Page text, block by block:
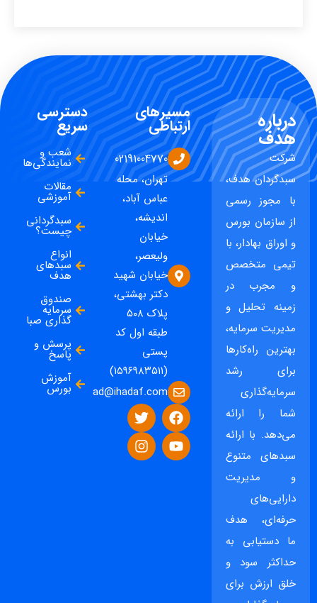
درباره
هدف
شرکت
سبدگردان هدف،
با مجوز رسمی
از سازمان بورس
و اوراق بهادار، با
تیمی متخصص
و مجرب در
زمینه تحلیل و
مدیریت سرمایه،
بهترین راه‌کارها
برای رشد
سرمایه‌گذاری
شما را ارائه
می‌دهد. با ارائه
سبدهای متنوع
و مدیریت
دارایی‌های
حرفه‌ای، هدف
ما دستیابی به
حداکثر سود و
خلق ارزش برای
مسیرهای
ارتباطی
02191004770
تهران، محله
عباس آباد،
اندیشه،
خیابان
ولیعصر،
خیابان شهید
دکتر بهشتی،
پلاک ۵۰۸
طبقه اول کد
پستی
(۱۵۹۶۹۸۳۵۱۱)
ad@ihadaf.com
دسترسی
سریع
شعب و
نمایندگی‌ها
مقالات
آموزشی
سبدگردانی
چیست؟
انواع
سبدهای
هدف
صندوق
سرمایه
گذاری صبا
پرسش و
پاسخ
آموزش
بورس